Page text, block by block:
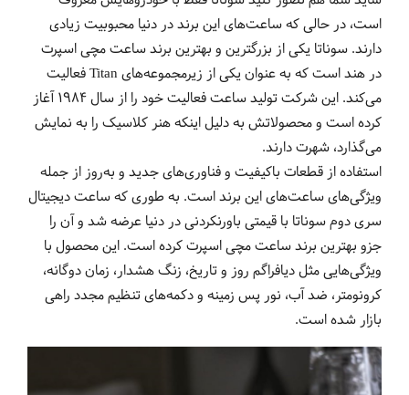
است، در حالی که ساعت‌های این برند در دنیا محبوبیت زیادی
دارند. سوناتا یکی از بزرگترین و بهترین برند ساعت مچی اسپرت
در هند است که به عنوان یکی از زیرمجموعه‌های Titan فعالیت
می‌کند. این شرکت تولید ساعت فعالیت خود را از سال 1984 آغاز
کرده است و محصولاتش به دلیل اینکه هنر کلاسیک را به نمایش
می‌گذارد، شهرت دارند.
استفاده از قطعات باکیفیت و فناوری‌های جدید و به‌روز از جمله
ویژگی‌های ساعت‌های این برند است. به طوری که ساعت دیجیتال
سری دوم سوناتا با قیمتی باورنکردنی در دنیا عرضه شد و آن را
جزو بهترین برند ساعت مچی اسپرت کرده است. این محصول با
ویژگی‌هایی مثل دیافراگم روز و تاریخ، زنگ هشدار، زمان دوگانه،
کرونومتر، ضد آب، نور پس زمینه و دکمه‌های تنظیم مجدد راهی
بازار شده است.